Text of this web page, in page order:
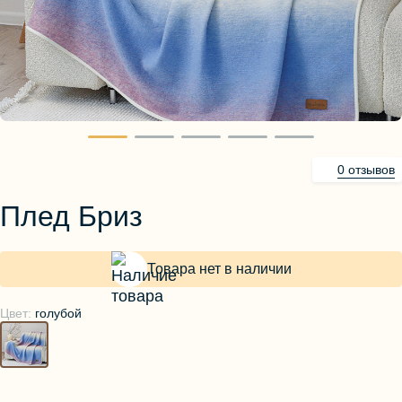
Блузы, толстовки
Пуловеры
Костюмы
Платья
Юбки
Брюки, шорты
Плед Бриз
0 отзывов
Цвет: голубой
Товара нет в наличии